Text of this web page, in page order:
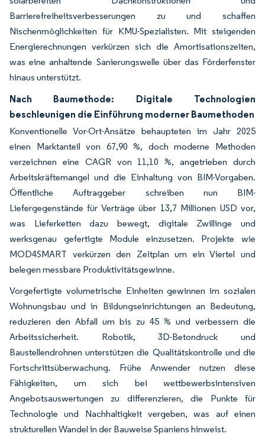
Barrierefreiheitsverbesserungen zu und schaffen
Nischenmöglichkeiten für KMU-Spezialisten. Mit steigenden
Energierechnungen verkürzen sich die Amortisationszeiten,
was eine anhaltende Sanierungswelle über das Förderfenster
hinaus unterstützt.
Nach Baumethode: Digitale Technologien
beschleunigen die Einführung moderner Baumethoden
Konventionelle Vor-Ort-Ansätze behaupteten im Jahr 2025
einen Marktanteil von 67,90 %, doch moderne Methoden
verzeichnen eine CAGR von 11,10 %, angetrieben durch
Arbeitskräftemangel und die Einhaltung von BIM-Vorgaben.
Öffentliche Auftraggeber schreiben nun BIM-
Liefergegenstände für Verträge über 13,7 Millionen USD vor,
was Lieferketten dazu bewegt, digitale Zwillinge und
werksgenau gefertigte Module einzusetzen. Projekte wie
MOD4SMART verkürzen den Zeitplan um ein Viertel und
belegen messbare Produktivitätsgewinne.
Vorgefertigte volumetrische Einheiten gewinnen im sozialen
Wohnungsbau und in Bildungseinrichtungen an Bedeutung,
reduzieren den Abfall um bis zu 45 % und verbessern die
Arbeitssicherheit. Robotik, 3D-Betondruck und
Baustellendrohnen unterstützen die Qualitätskontrolle und die
Fortschrittsüberwachung. Frühe Anwender nutzen diese
Fähigkeiten, um sich bei wettbewerbsintensiven
Angebotsauswertungen zu differenzieren, die Punkte für
Technologie und Nachhaltigkeit vergeben, was auf einen
strukturellen Wandel in der Bauweise Spaniens hinweist.